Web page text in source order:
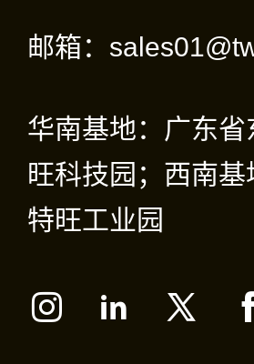
邮箱：
华南基地：广东
旺科技园；西南
特旺工业园